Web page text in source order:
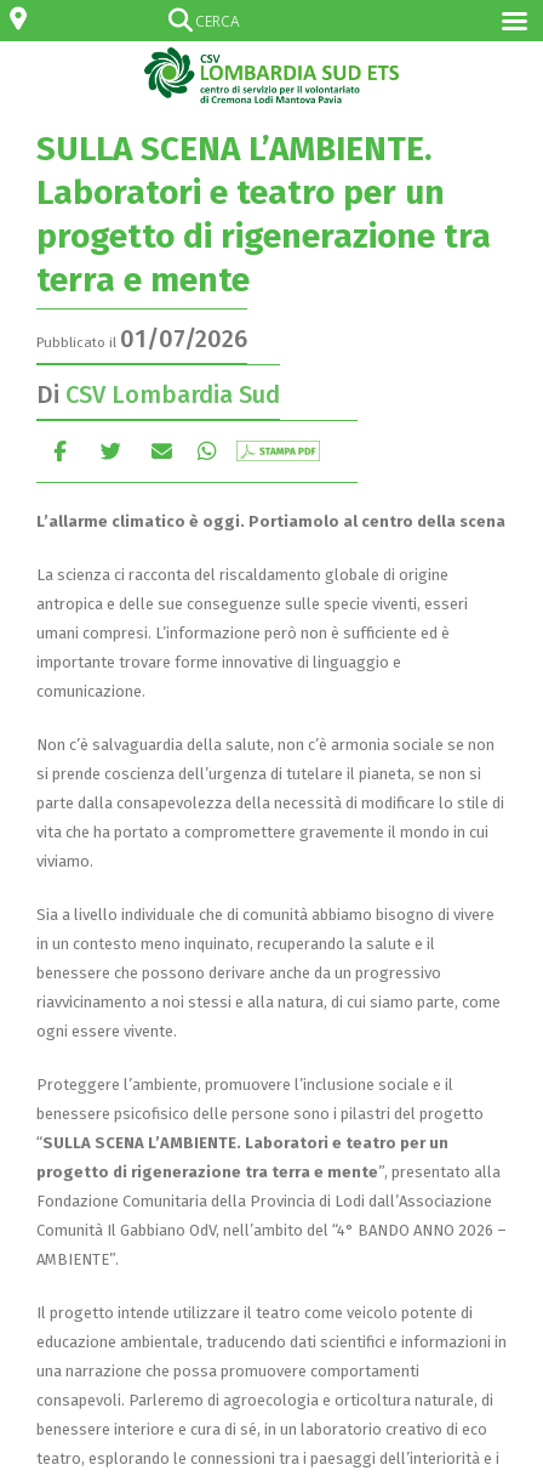
SULLA SCENA L’AMBIENTE.
Laboratori e teatro per un
progetto di rigenerazione tra
terra e mente
Pubblicato il 01/07/2026
Di CSV Lombardia Sud
L’allarme climatico è oggi. Portiamolo al centro della scena
La scienza ci racconta del riscaldamento globale di origine
antropica e delle sue conseguenze sulle specie viventi, esseri
umani compresi. L’informazione però non è sufficiente ed è
importante trovare forme innovative di linguaggio e
comunicazione.
Non c’è salvaguardia della salute, non c’è armonia sociale se non
si prende coscienza dell’urgenza di tutelare il pianeta, se non si
parte dalla consapevolezza della necessità di modificare lo stile di
vita che ha portato a compromettere gravemente il mondo in cui
viviamo.
Sia a livello individuale che di comunità abbiamo bisogno di vivere
in un contesto meno inquinato, recuperando la salute e il
benessere che possono derivare anche da un progressivo
riavvicinamento a noi stessi e alla natura, di cui siamo parte, come
ogni essere vivente.
Proteggere l’ambiente, promuovere l’inclusione sociale e il
benessere psicofisico delle persone sono i pilastri del progetto
“SULLA SCENA L’AMBIENTE. Laboratori e teatro per un
progetto di rigenerazione tra terra e mente”, presentato alla
Fondazione Comunitaria della Provincia di Lodi dall’Associazione
Comunità Il Gabbiano OdV, nell’ambito del “4° BANDO ANNO 2026 –
AMBIENTE”.
Il progetto intende utilizzare il teatro come veicolo potente di
educazione ambientale, traducendo dati scientifici e informazioni in
una narrazione che possa promuovere comportamenti
consapevoli. Parleremo di agroecologia e orticoltura naturale, di
benessere interiore e cura di sé, in un laboratorio creativo di eco
teatro, esplorando le connessioni tra i paesaggi dell’interiorità e i